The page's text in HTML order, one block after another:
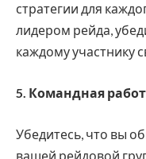
стратегии для
лидером рейда,
каждому участнику
5. Командная
Убедитесь, что вы
вашей рейдовой